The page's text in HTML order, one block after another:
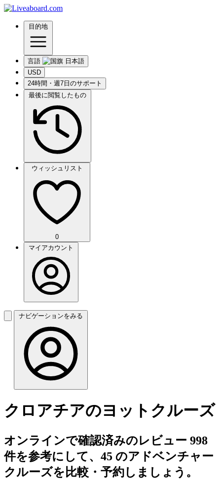
目的地
言語
USD
24時間・週7日のサポート
最後に閲覧したもの
ウィッシュリスト
0
マイアカウント
ナビゲーションをみる
クロアチアのヨットクルーズ
オンラインで確認済みのレビュー 998
件を参考にして、45 のアドベンチャー
クルーズを比較・予約しましょう。